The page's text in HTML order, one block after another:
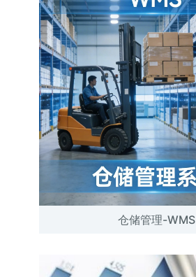
仓储管理-WMS